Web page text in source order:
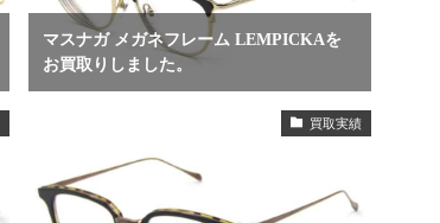
マスナガ メガネフレーム LEMPICKAを
お買取りしました。
買取実績